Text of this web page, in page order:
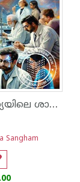
സന്ദിഗ്ദ്ധം ഇന്ത്യയിലെ ശാസ്ത്രജീവിതം
Sangham